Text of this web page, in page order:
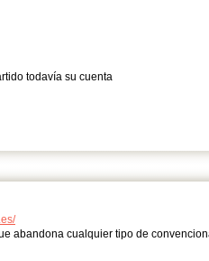
todavía su cuenta
abandona cualquier tipo de